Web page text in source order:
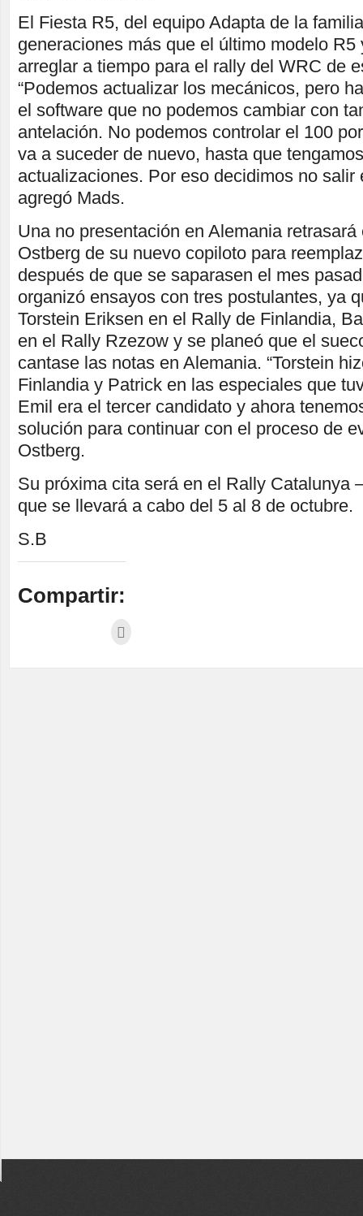
El Fiesta R5, del equipo Adapta de la
generaciones más que el último modelo R5
arreglar a tiempo para el rally del WRC de
“Podemos actualizar los mecánicos, pero
el software que no podemos cambiar con
antelación. No podemos controlar el 100
va a suceder de nuevo, hasta que
actualizaciones. Por eso decidimos no salir
agregó Mads.
Una no presentación en Alemania
Ostberg de su nuevo copiloto para
después de que se saparasen el mes
organizó ensayos con tres postulantes, ya
Torstein Eriksen en el Rally de Finlandia,
en el Rally Rzezow y se planeó que el
cantase las notas en Alemania. “Torstein
Finlandia y Patrick en las especiales que
Emil era el tercer candidato y ahora
solución para continuar con el proceso de
Ostberg.
Su próxima cita será en el Rally Catalunya
que se llevará a cabo del 5 al 8 de octubre.
S.B
Compartir: